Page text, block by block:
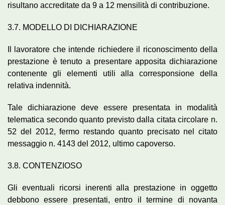
risultano accreditate da 9 a 12 mensilità di contribuzione.
3.7. MODELLO DI DICHIARAZIONE
Il lavoratore che intende richiedere il riconoscimento della
prestazione è tenuto a presentare apposita dichiarazione
contenente gli elementi utili alla corresponsione della
relativa indennità.
Tale dichiarazione deve essere presentata in modalità
telematica secondo quanto previsto dalla citata circolare n.
52 del 2012, fermo restando quanto precisato nel citato
messaggio n. 4143 del 2012, ultimo capoverso.
3.8. CONTENZIOSO
Gli eventuali ricorsi inerenti alla prestazione in oggetto
debbono essere presentati, entro il termine di novanta